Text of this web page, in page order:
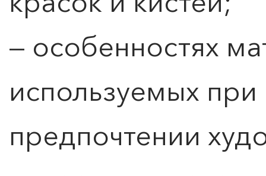
— особенностях
используемых
предпочтении